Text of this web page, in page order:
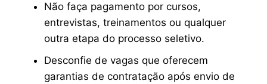
Não faça pagamento por cursos,
entrevistas, treinamentos ou qualquer
outra etapa do processo seletivo.
Desconfie de vagas que oferecem
garantias de contratação após envio de